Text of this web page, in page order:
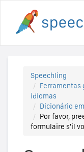
Speechling
Ferramentas
idiomas
Dicionário
Por favor,
formulaire s'il